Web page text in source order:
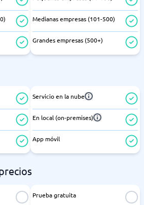
Medianas empresas (101-500)
Grandes empresas (500+)
Servicio en la nube
En local (on-premises)
App móvil
Prueba gratuita